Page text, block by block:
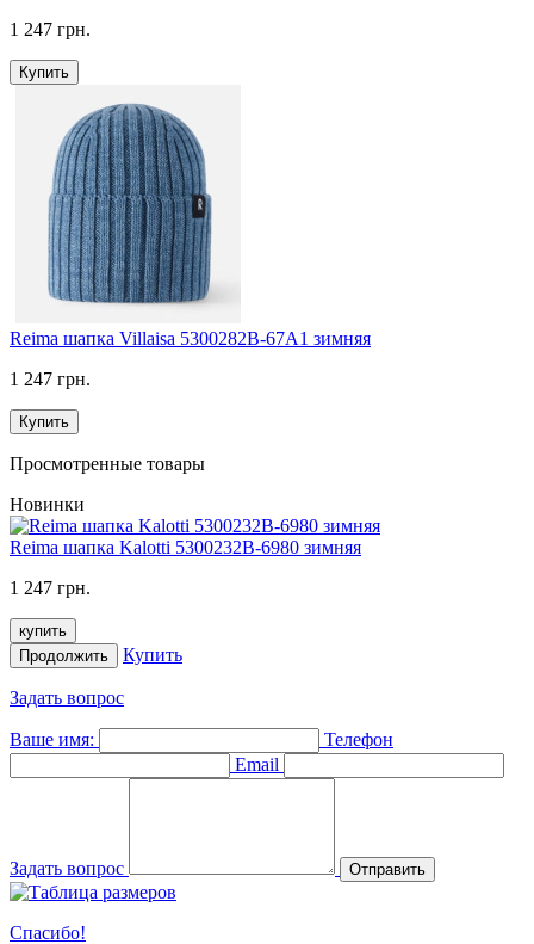
1 247 грн.
Купить
Reima шапка Villaisa 5300282B-67A1 зимняя
1 247 грн.
Купить
Просмотренные товары
Новинки
Reima шапка Kalotti 5300232B-6980 зимняя
1 247 грн.
купить
Продолжить
Купить
Задать вопрос
Ваше имя:
Телефон
Email
Задать вопрос Отправить
Спасибо!